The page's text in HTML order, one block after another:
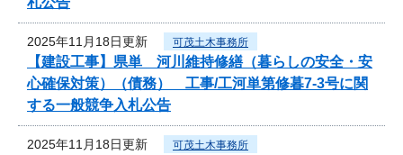
2025年11月18日更新 可茂土木事務所
【建設工事】県単 河川維持修繕（暮らしの安全・安
心確保対策）（債務） 工事/工河単第修暮7-3号に関
する一般競争入札公告
2025年11月18日更新 可茂土木事務所